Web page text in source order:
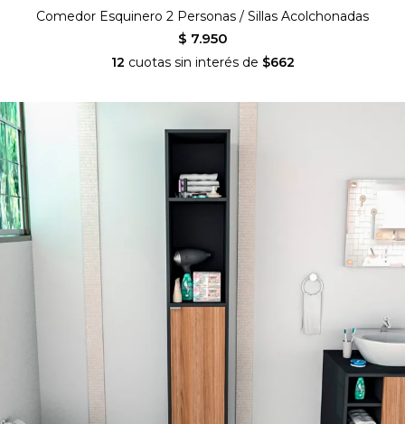
Comedor Esquinero 2 Personas / Sillas Acolchonadas
$ 7.950
12 cuotas sin interés de $662